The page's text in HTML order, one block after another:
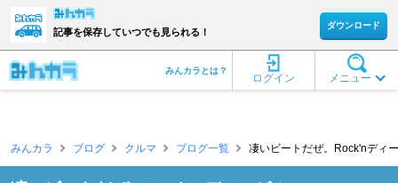
記事を保存していつでも見られる！
ダウンロード
メニュー
ログイン
みんカラとは？
みんカラ ブログ クルマ ブログ一覧 凄いビートだぜ。Rock'nディ